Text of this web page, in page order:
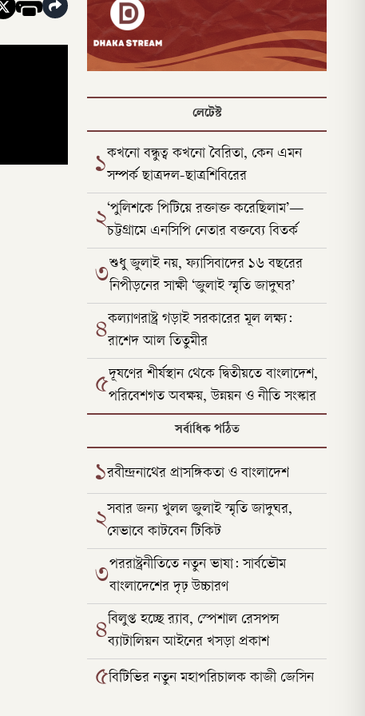
লেটেস্ট
১কখনো বন্ধুত্ব কখনো বৈরিতা, কেন এমন
সম্পর্ক ছাত্রদল-ছাত্রশিবিরের
২‘পুলিশকে পিটিয়ে রক্তাক্ত করেছিলাম’—
চট্টগ্রামে এনসিপি নেতার বক্তব্যে বিতর্ক
৩শুধু জুলাই নয়, ফ্যাসিবাদের ১৬ বছরের
নিপীড়নের সাক্ষী ‘জুলাই স্মৃতি জাদুঘর’
৪কল্যাণরাষ্ট্র গড়াই সরকারের মূল লক্ষ্য:
রাশেদ আল তিতুমীর
৫দূষণের শীর্ষস্থান থেকে দ্বিতীয়তে বাংলাদেশ,
পরিবেশগত অবক্ষয়, উন্নয়ন ও নীতি সংস্কার
সর্বাধিক পঠিত
১রবীন্দ্রনাথের প্রাসঙ্গিকতা ও বাংলাদেশ
২সবার জন্য খুলল জুলাই স্মৃতি জাদুঘর,
যেভাবে কাটবেন টিকিট
৩পররাষ্ট্রনীতিতে নতুন ভাষা: সার্বভৌম
বাংলাদেশের দৃঢ় উচ্চারণ
৪বিলুপ্ত হচ্ছে র‍্যাব, স্পেশাল রেসপন্স
ব্যাটালিয়ন আইনের খসড়া প্রকাশ
৫বিটিভির নতুন মহাপরিচালক কাজী জেসিন